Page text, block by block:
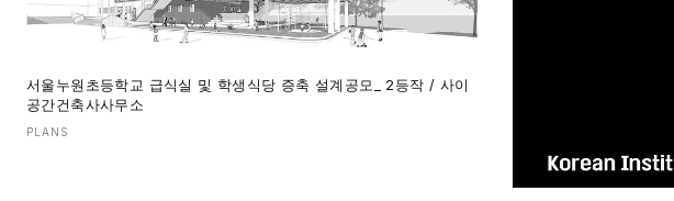
서울누원초등학교 급식실 및 학생식당 증축 설계공모_ 2등작 / 사이
공간건축사사무소
PLANS